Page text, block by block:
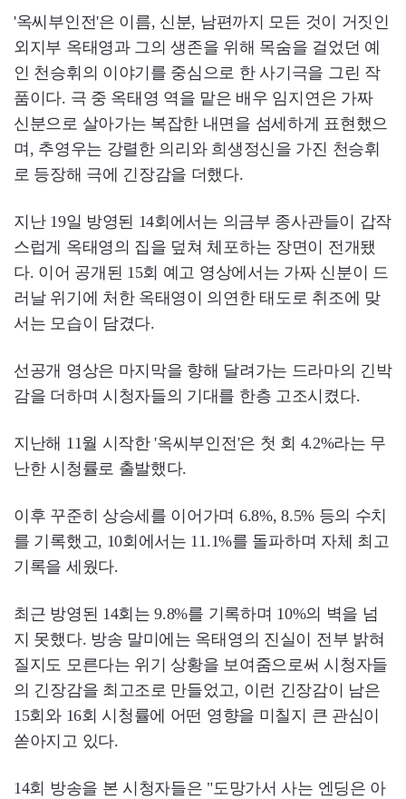
'옥씨부인전'은 이름, 신분, 남편까지 모든 것이 거짓인
외지부 옥태영과 그의 생존을 위해 목숨을 걸었던 예
인 천승휘의 이야기를 중심으로 한 사기극을 그린 작
품이다. 극 중 옥태영 역을 맡은 배우 임지연은 가짜
신분으로 살아가는 복잡한 내면을 섬세하게 표현했으
며, 추영우는 강렬한 의리와 희생정신을 가진 천승휘
로 등장해 극에 긴장감을 더했다.
지난 19일 방영된 14회에서는 의금부 종사관들이 갑작
스럽게 옥태영의 집을 덮쳐 체포하는 장면이 전개됐
다. 이어 공개된 15회 예고 영상에서는 가짜 신분이 드
러날 위기에 처한 옥태영이 의연한 태도로 취조에 맞
서는 모습이 담겼다.
선공개 영상은 마지막을 향해 달려가는 드라마의 긴박
감을 더하며 시청자들의 기대를 한층 고조시켰다.
지난해 11월 시작한 '옥씨부인전'은 첫 회 4.2%라는 무
난한 시청률로 출발했다.
이후 꾸준히 상승세를 이어가며 6.8%, 8.5% 등의 수치
를 기록했고, 10회에서는 11.1%를 돌파하며 자체 최고
기록을 세웠다.
최근 방영된 14회는 9.8%를 기록하며 10%의 벽을 넘
지 못했다. 방송 말미에는 옥태영의 진실이 전부 밝혀
질지도 모른다는 위기 상황을 보여줌으로써 시청자들
의 긴장감을 최고조로 만들었고, 이런 긴장감이 남은
15회와 16회 시청률에 어떤 영향을 미칠지 큰 관심이
쏟아지고 있다.
14회 방송을 본 시청자들은 "도망가서 사는 엔딩은 아